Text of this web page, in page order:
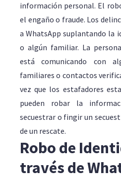
información personal. El
el engaño o fraude. Los
a WhatsApp suplantando la
o algún familiar. La
está comunicando con
familiares o contactos
vez que los estafadores
pueden robar la
secuestrar o fingir un
de un rescate.
Robo de
través de